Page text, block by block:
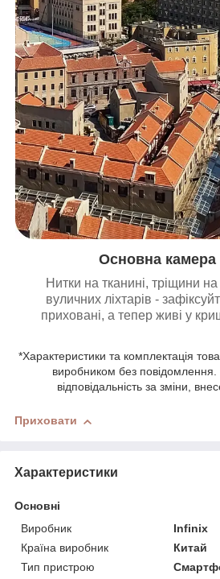
Основна
Нитки на тканині, тріщини на
вуличних ліхтарів -
приховані, а тепер живі у
*Характеристики та комплектація
виробником без
відповідальність за зміни,
Приховати
Характеристики
Основні
Виробник
Infinix
Країна виробник
Китай
Тип пристрою